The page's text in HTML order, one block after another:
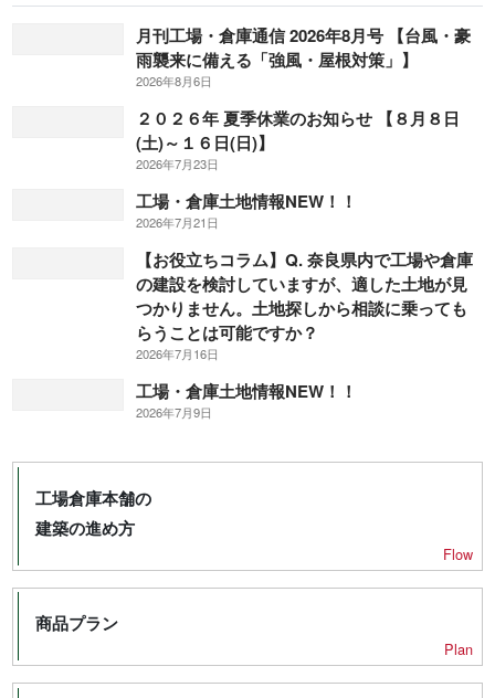
月刊工場・倉庫通信 2026年8月号 【台風・豪
雨襲来に備える「強風・屋根対策」】
2026年8月6日
２０２６年 夏季休業のお知らせ 【８月８日
(土)～１６日(日)】
2026年7月23日
工場・倉庫土地情報NEW！！
2026年7月21日
【お役立ちコラム】Q. 奈良県内で工場や倉庫
の建設を検討していますが、適した土地が見
つかりません。土地探しから相談に乗っても
らうことは可能ですか？
2026年7月16日
工場・倉庫土地情報NEW！！
2026年7月9日
工場倉庫本舗の
建築の進め方
Flow
商品プラン
Plan